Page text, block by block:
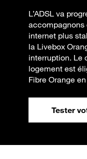
L’ADSL va
accompagnons
internet plus
la Livebox
interruption. Le
logement est
Fibre Orange
Tester